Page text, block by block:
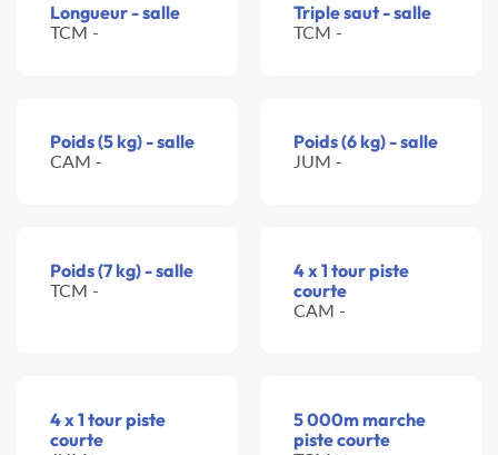
Longueur - salle
TCM -
Triple saut - salle
TCM -
Poids (5 kg) - salle
CAM -
Poids (6 kg) - salle
JUM -
Poids (7 kg) - salle
TCM -
4 x 1 tour piste
courte
CAM -
4 x 1 tour piste
courte
5 000m marche
piste courte